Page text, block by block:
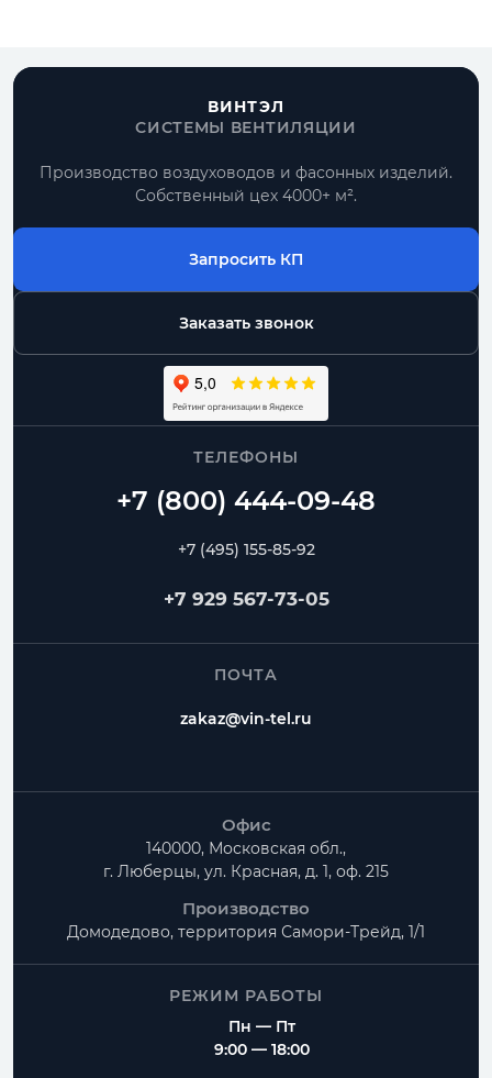
ВИНТЭЛ
СИСТЕМЫ ВЕНТИЛЯЦИИ
Производство воздуховодов и фасонных изделий.
Собственный цех 4000+ м².
Запросить КП
Заказать звонок
ТЕЛЕФОНЫ
+7 (495) 155-85-92
+7 929 567-73-05
ПОЧТА
zakaz@vin-tel.ru
Офис
140000, Московская обл.,
г. Люберцы, ул. Красная, д. 1, оф. 215
Производство
Домодедово, территория Самори-Трейд, 1/1
РЕЖИМ РАБОТЫ
Пн — Пт
9:00 — 18:00